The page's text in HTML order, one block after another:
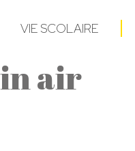
VIE SCOLAIRE
air